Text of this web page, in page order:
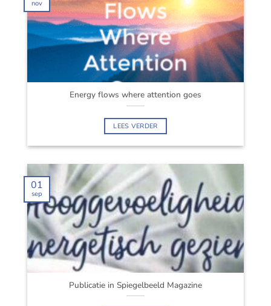
Energy flows where attention goes
LEES VERDER
nov
Publicatie in Spiegelbeeld Magazine
01
sep